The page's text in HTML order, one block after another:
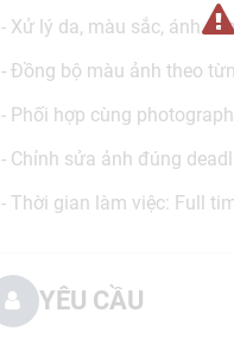
- Xử lý da, màu sắc, ánh
- Đồng bộ màu ảnh theo
- Phối hợp cùng
- Chỉnh sửa ảnh đúng
- Thời gian làm việc: Full
YÊU CẦU